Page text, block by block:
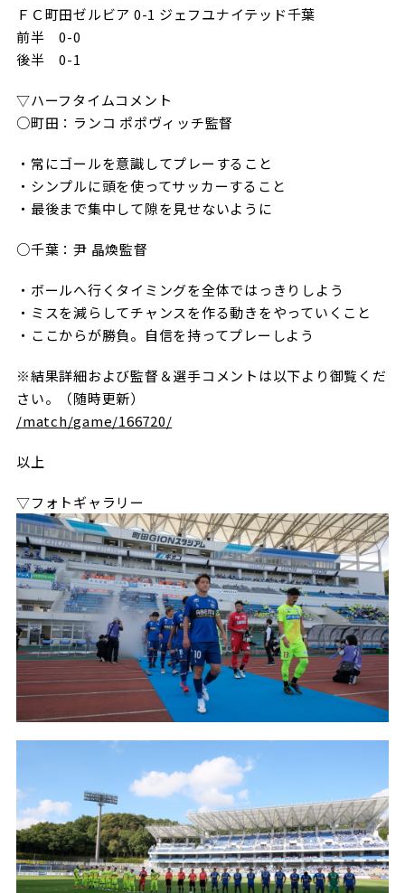
ホームタウン活動
️スタジアムを知る
スタジアムマップ
観戦方法を知る
スタジアム観戦ガイド
車イスでの観戦
ファンクラブ
クラブゼルビスタへの入会
シーズンシート
トレーニングの見学・ファンサービス
ボランティア
ＦＣ町田ゼルビアカレンダー
三輪緑山ベースを利用
三輪緑山ベースご利用案内
グッズを買うトップ
オンラインストア
ユニフォーム
ホームタウン
ホームタウントップ
ゼルビアアシスト募集
ゼルビアアシスト協賛企業一覧
ＦＣ町田ゼルビアスポーツクラブ
ゼルビアフットサルパーク
パートナートップ
お問い合わせ 利用規約肖像権・ロゴについて プライバシ
ＦＣ町田ゼルビア 0-1 ジェフユナイテッド千葉
前半 0-0
後半 0-1
▽ハーフタイムコメント
○町田：ランコ ポポヴィッチ監督
・常にゴールを意識してプレーすること
・シンプルに頭を使ってサッカーすること
・最後まで集中して隙を見せないように
○千葉：尹 晶煥監督
・ボールへ行くタイミングを全体ではっきりしよう
・ミスを減らしてチャンスを作る動きをやっていくこと
・ここからが勝負。自信を持ってプレーしよう
※結果詳細および監督＆選手コメントは以下より御覧くだ
さい。（随時更新）
/match/game/166720/
以上
▽フォトギャラリー